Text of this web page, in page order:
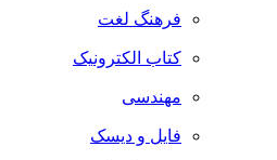
فرهنگ لغت
کتاب الکترونیک
مهندسی
فایل و دیسک